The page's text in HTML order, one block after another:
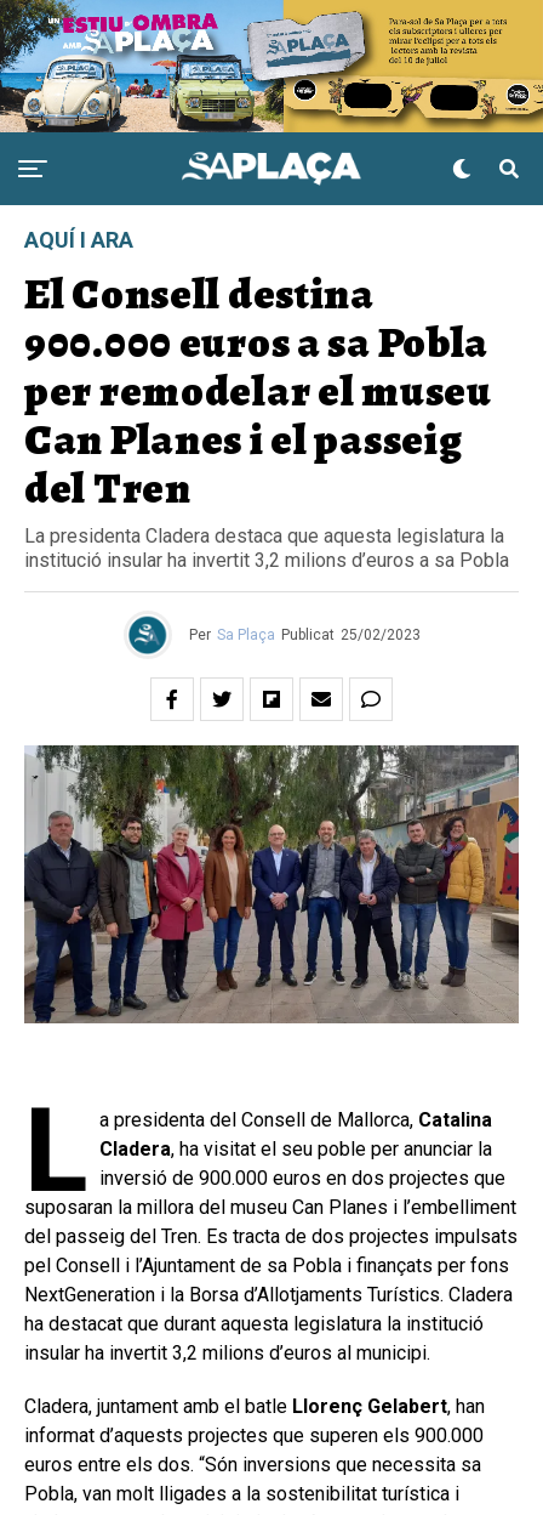
AQUÍ I ARA
El Consell destina
900.000 euros a sa Pobla
per remodelar el museu
Can Planes i el passeig
del Tren
La presidenta Cladera destaca que aquesta legislatura la
institució insular ha invertit 3,2 milions d’euros a sa Pobla
Per Sa Plaça Publicat 25/02/2023
L a presidenta del Consell de Mallorca, Catalina
Cladera, ha visitat el seu poble per anunciar la
inversió de 900.000 euros en dos projectes que
suposaran la millora del museu Can Planes i l’embelliment
del passeig del Tren. Es tracta de dos projectes impulsats
pel Consell i l’Ajuntament de sa Pobla i finançats per fons
NextGeneration i la Borsa d’Allotjaments Turístics. Cladera
ha destacat que durant aquesta legislatura la institució
insular ha invertit 3,2 milions d’euros al municipi.
Cladera, juntament amb el batle Llorenç Gelabert, han
informat d’aquests projectes que superen els 900.000
euros entre els dos. “Són inversions que necessita sa
Pobla, van molt lligades a la sostenibilitat turística i